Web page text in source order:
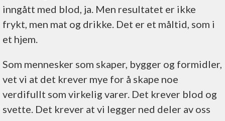
inngått med blod, ja. Men resultatet er ikke
frykt, men mat og drikke. Det er et måltid, som i
et hjem.
Som mennesker som skaper, bygger og formidler,
vet vi at det krever mye for å skape noe
verdifullt som virkelig varer. Det krever blod og
svette. Det krever at vi legger ned deler av oss